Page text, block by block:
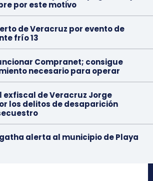
por este motivo
de Veracruz por evento de
frío 13
Compranet; consigue
necesario para operar
exfiscal de Veracruz Jorge
los delitos de desaparición
alerta al municipio de Playa